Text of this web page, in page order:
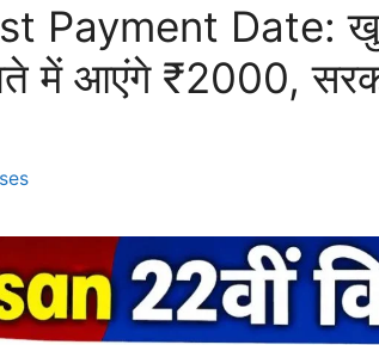
Payment Date:
में आएंगे ₹2000,